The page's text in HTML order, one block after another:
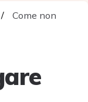
Come non